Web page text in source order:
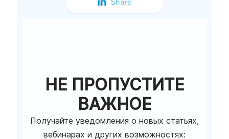
НЕ ПРОПУСТИТЕ
ВАЖНОЕ
Получайте уведомления о новых статьях,
вебинарах и других возможностях: